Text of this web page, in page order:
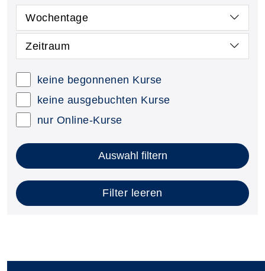
Wochentage
Zeitraum
keine begonnenen Kurse
keine ausgebuchten Kurse
nur Online-Kurse
Auswahl filtern
Filter leeren